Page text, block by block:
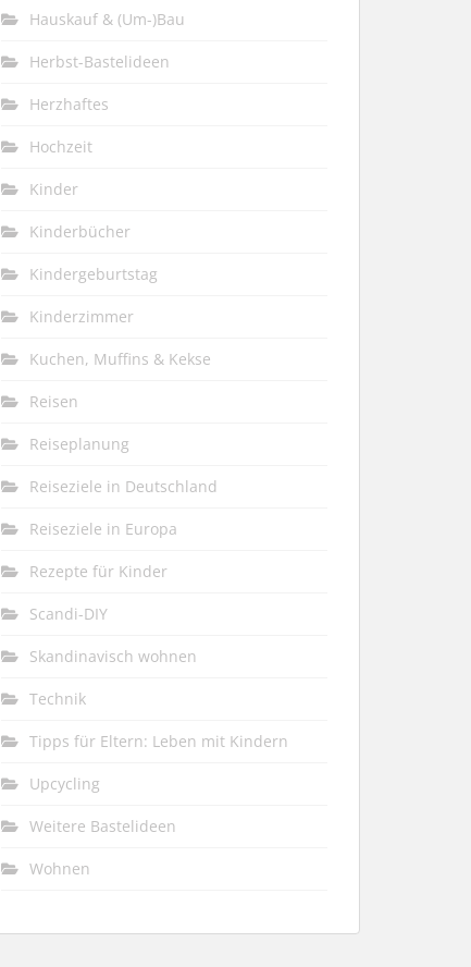
Hauskauf & (Um-)Bau
Herbst-Bastelideen
Herzhaftes
Hochzeit
Kinder
Kinderbücher
Kindergeburtstag
Kinderzimmer
Kuchen, Muffins & Kekse
Reisen
Reiseplanung
Reiseziele in Deutschland
Reiseziele in Europa
Rezepte für Kinder
Scandi-DIY
Skandinavisch wohnen
Technik
Tipps für Eltern: Leben mit Kindern
Upcycling
Weitere Bastelideen
Wohnen